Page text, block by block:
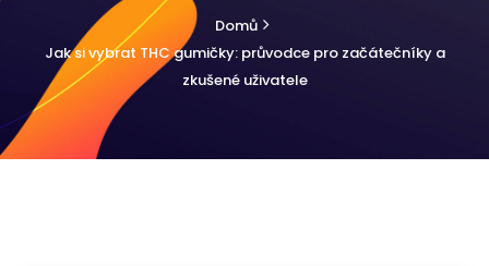
Domů
Jak si vybrat THC gumičky: průvodce pro začátečníky a
zkušené uživatele